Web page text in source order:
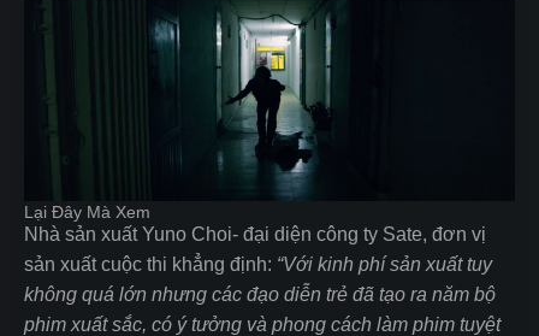
Lại Đây Mà Xem
Nhà sản xuất Yuno Choi- đại diện công ty Sate, đơn vị
sản xuất cuộc thi khẳng định: “Với kinh phí sản xuất tuy
không quá lớn nhưng các đạo diễn trẻ đã tạo ra năm bộ
phim xuất sắc, có ý tưởng và phong cách làm phim tuyệt